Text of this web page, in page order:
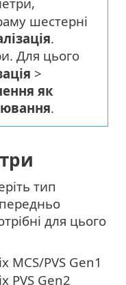
шестерні
.
Для цього
>
як
.
тип
для цього
MCS/PVS Gen1
PVS Gen2